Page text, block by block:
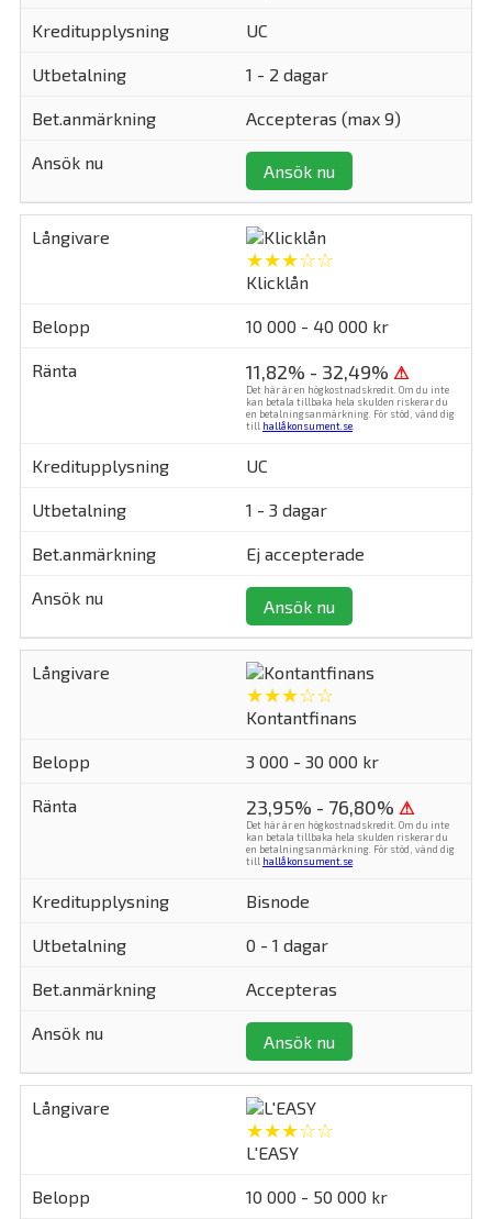
UC
1 - 2 dagar
Accepteras (max 9)
Ansök nu
★★★☆☆
Klicklån
10 000 - 40 000 kr
11,82% - 32,49% ⚠
Det här är en högkostnadskredit. Om du inte
kan betala tillbaka hela skulden riskerar du
en betalningsanmärkning. För stöd, vänd dig
till hallåkonsument.se.
UC
1 - 3 dagar
Ej accepterade
Ansök nu
★★★☆☆
Kontantfinans
3 000 - 30 000 kr
23,95% - 76,80% ⚠
Det här är en högkostnadskredit. Om du inte
kan betala tillbaka hela skulden riskerar du
en betalningsanmärkning. För stöd, vänd dig
till hallåkonsument.se.
Bisnode
0 - 1 dagar
Accepteras
Ansök nu
★★★☆☆
L'EASY
10 000 - 50 000 kr